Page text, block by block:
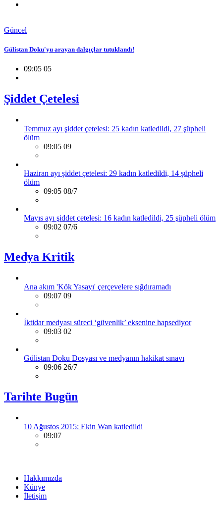
Güncel
Gülistan Doku'yu arayan dalgıçlar tutuklandı!
09:05 05
Şiddet Çetelesi
Temmuz ayı şiddet çetelesi: 25 kadın katledildi, 27 şüpheli
ölüm
09:05 09
Haziran ayı şiddet çetelesi: 29 kadın katledildi, 14 şüpheli
ölüm
09:05 08/7
Mayıs ayı şiddet çetelesi: 16 kadın katledildi, 25 şüpheli ölüm
09:02 07/6
Medya Kritik
Ana akım 'Kök Yasayı' çerçevelere sığdıramadı
09:07 09
İktidar medyası süreci ‘güvenlik’ eksenine hapsediyor
09:03 02
Gülistan Doku Dosyası ve medyanın hakikat sınavı
09:06 26/7
Tarihte Bugün
10 Ağustos 2015: Ekin Wan katledildi
09:07
Hakkımızda
Künye
İletişim